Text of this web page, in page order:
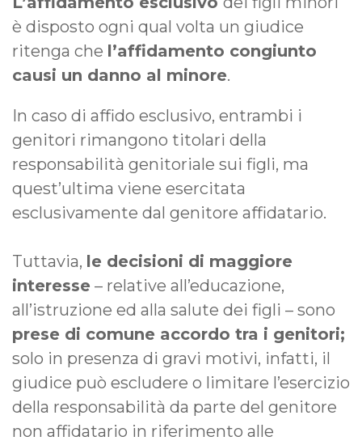
è disposto ogni qual volta un giudice
ritenga che l’affidamento congiunto
causi un danno al minore.
In caso di affido esclusivo, entrambi i
genitori rimangono titolari della
responsabilità genitoriale sui figli, ma
quest’ultima viene esercitata
esclusivamente dal genitore affidatario.
Tuttavia, le decisioni di maggiore
interesse – relative all’educazione,
all’istruzione ed alla salute dei figli – sono
prese di comune accordo tra i genitori;
solo in presenza di gravi motivi, infatti, il
giudice può escludere o limitare l’esercizio
della responsabilità da parte del genitore
non affidatario in riferimento alle